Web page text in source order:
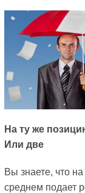
На ту же
Или две
Вы знаете, что
среднем подает